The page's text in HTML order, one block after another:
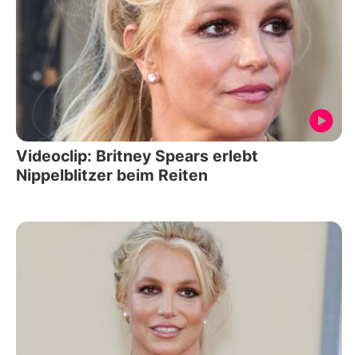
Videoclip: Britney Spears erlebt
Nippelblitzer beim Reiten